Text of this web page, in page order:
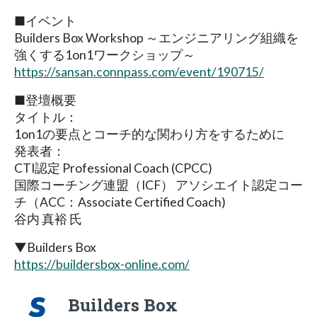
■イベント
Builders Box Workshop ～エンジニアリング組織を
強くする1on1ワークショップ～
https://sansan.connpass.com/event/190715/
■登壇概要
タイトル：
1on1の要点とコーチ的な関わり方をするために
発表者：
CTI認定 Professional Coach (CPCC)
国際コーチング連盟（ICF） アソシエイト認定コー
チ（ACC：Associate Certified Coach)
谷内 真裕 氏
▼Builders Box
https://buildersbox-online.com/
Builders Box